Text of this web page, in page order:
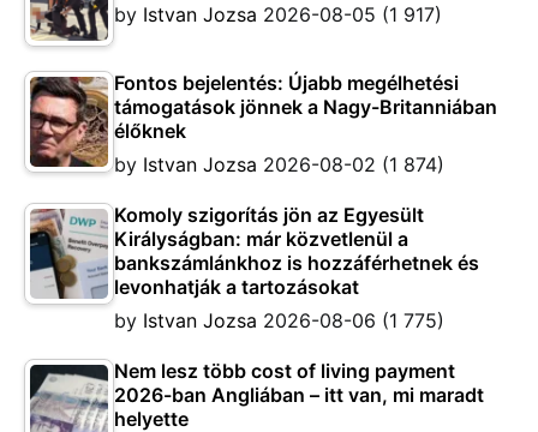
by Istvan Jozsa 2026-08-05 (1 917)
Fontos bejelentés: Újabb megélhetési
támogatások jönnek a Nagy-Britanniában
élőknek
by Istvan Jozsa 2026-08-02 (1 874)
Komoly szigorítás jön az Egyesült
Királyságban: már közvetlenül a
bankszámlánkhoz is hozzáférhetnek és
levonhatják a tartozásokat
by Istvan Jozsa 2026-08-06 (1 775)
Nem lesz több cost of living payment
2026-ban Angliában – itt van, mi maradt
helyette